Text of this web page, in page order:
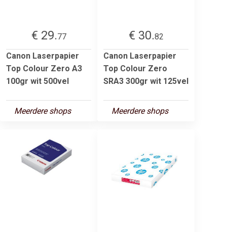
€ 29.77
Canon Laserpapier
Top Colour Zero A3
100gr wit 500vel
Meerdere shops
€ 30.82
Canon Laserpapier
Top Colour Zero
SRA3 300gr wit 125vel
Meerdere shops